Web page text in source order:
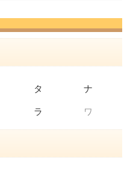
タ ナ
ラ ワ